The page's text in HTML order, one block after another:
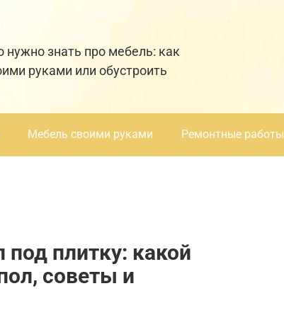
нужно знать про мебель: как
руками или обустроить
Мебель своими руками Ремонтные работы
плитку: какой
советы и